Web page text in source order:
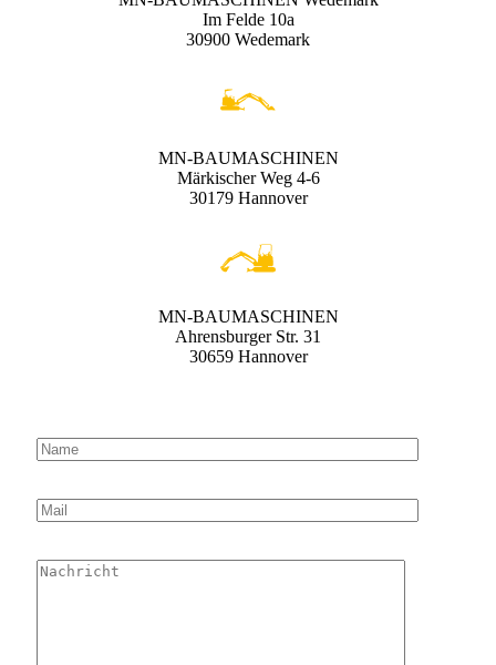
Im Felde 10a
30900 Wedemark
MN-BAUMASCHINEN
Märkischer Weg 4-6
30179 Hannover
MN-BAUMASCHINEN
Ahrensburger Str. 31
30659 Hannover